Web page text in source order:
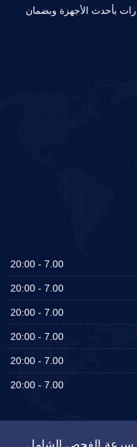
بأحدث الأجهزة وبضمان
7.00 - 20:00
7.00 - 20:00
7.00 - 20:00
7.00 - 20:00
7.00 - 20:00
7.00 - 20:00